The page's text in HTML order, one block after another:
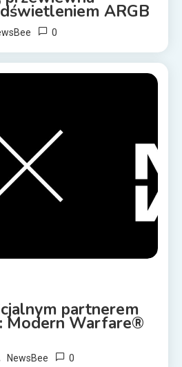
ARGB
0
partnerem
Modern Warfare®
NewsBee 0